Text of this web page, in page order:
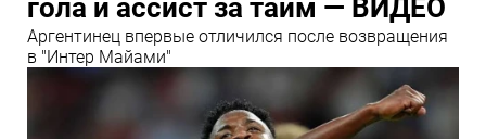
гола и ассист за тайм — ВИДЕО
Аргентинец впервые отличился после возвращения
в "Интер Майами"